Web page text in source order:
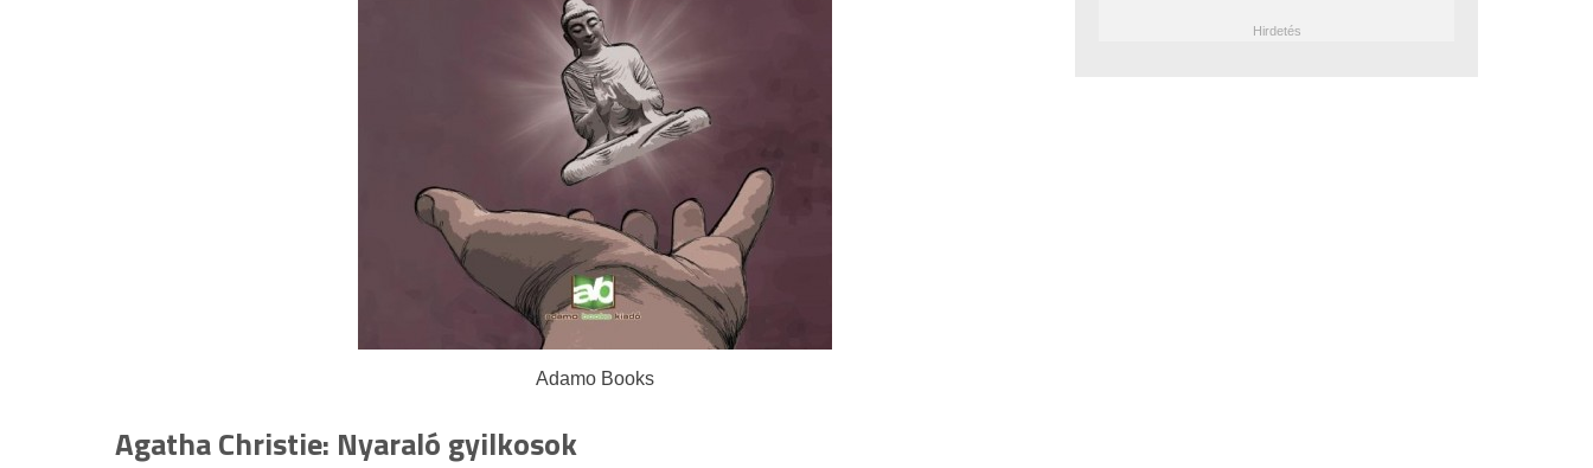
Adamo Books
Agatha Christie: Nyaraló gyilkosok